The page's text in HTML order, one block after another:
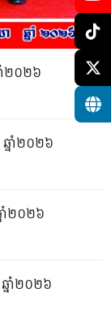
ាំ២០២៦
នាំ២០២៦
ាំ២០២៦
នាំ២០២៦